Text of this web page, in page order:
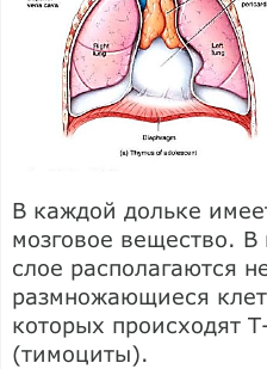
В каждой дольке
мозговое вещество.
слое располагаются
размножающиеся
которых происходят
(тимоциты).